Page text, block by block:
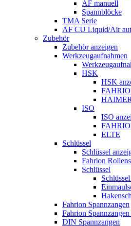
AF manuell
Spannblöcke
TMA Serie
AF CU Liquid/Air
Zubehör
Zubehör anzeigen
Werkzeugaufnahmen
HSK
HSK
HAIMER
ISO
ISO
ELTE
Schlüssel
Schlüssel
Fahrion
Schlüssel
Fahrion Spannzangen
Fahrion
DIN Spannzangen